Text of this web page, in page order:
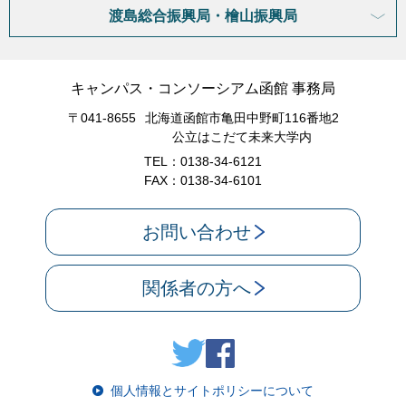
渡島総合振興局・檜山振興局
キャンパス・コンソーシアム函館 事務局
〒041-8655
北海道函館市亀田中野町116番地2
公立はこだて未来大学内
TEL：0138-34-6121
FAX：0138-34-6101
お問い合わせ
関係者の方へ
個人情報とサイトポリシーについて